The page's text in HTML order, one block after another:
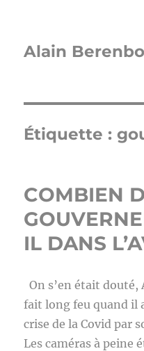
Alain
Étiquette :
COMBIEN
IL DANS
On s’en était douté,
fait long feu quand il
crise de la Covid par
Les caméras à peine